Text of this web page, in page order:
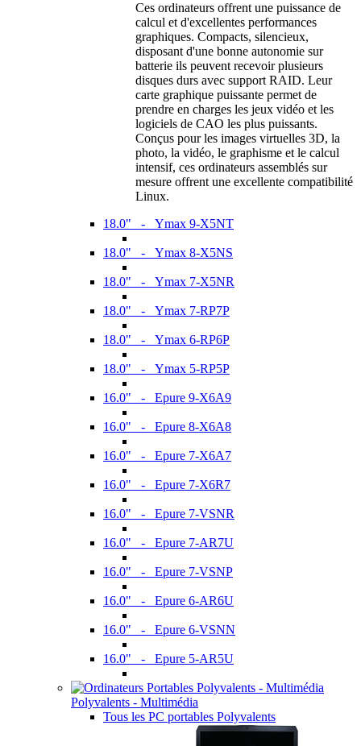
Ces ordinateurs offrent une puissance de
calcul et d'excellentes performances
graphiques. Compacts, silencieux,
disposant d'une bonne autonomie sur
batterie ils peuvent recevoir plusieurs
disques durs avec support RAID. Leur
carte graphique puissante permet de
prendre en charges les jeux vidéo et les
logiciels de CAO les plus puissants.
Conçus pour les images virtuelles 3D, la
photo, la vidéo, le graphisme et le calcul
intensif, ces ordinateurs assemblés sur
mesure offrent une excellente compatibilité
Linux.
18.0" - Ymax 9-X5NT
18.0" - Ymax 8-X5NS
18.0" - Ymax 7-X5NR
18.0" - Ymax 7-RP7P
18.0" - Ymax 6-RP6P
18.0" - Ymax 5-RP5P
16.0" - Epure 9-X6A9
16.0" - Epure 8-X6A8
16.0" - Epure 7-X6A7
16.0" - Epure 7-X6R7
16.0" - Epure 7-VSNR
16.0" - Epure 7-AR7U
16.0" - Epure 7-VSNP
16.0" - Epure 6-AR6U
16.0" - Epure 6-VSNN
16.0" - Epure 5-AR5U
Polyvalents - Multimédia
Tous les PC portables Polyvalents